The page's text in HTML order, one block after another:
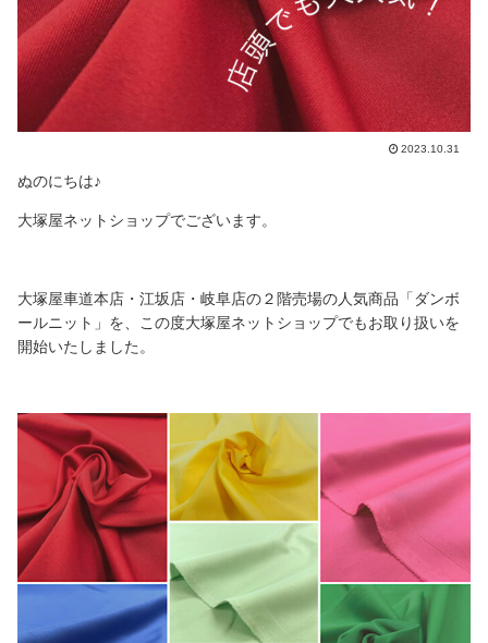
2023.10.31
ぬのにちは♪
大塚屋ネットショップでございます。
大塚屋車道本店・江坂店・岐阜店の２階売場の人気商品「ダンボ
ールニット」を、この度大塚屋ネットショップでもお取り扱いを
開始いたしました。